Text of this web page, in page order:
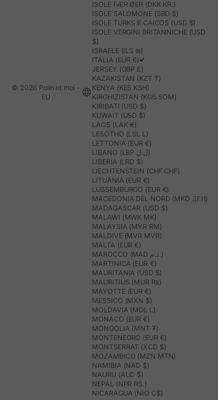
ISOLE FÆR ØER (DKK KR.)
ISOLE SALOMONE (SBD $)
ISOLE TURKS E CAICOS (USD $)
ISOLE VERGINI BRITANNICHE (USD
$)
ISRAELE (ILS ₪)
ITALIA (EUR €)
JERSEY (GBP £)
KAZAKISTAN (KZT ₸)
KENYA (KES KSH)
KIRGHIZISTAN (KGS SOM)
KIRIBATI (USD $)
KUWAIT (USD $)
LAOS (LAK ₭)
LESOTHO (LSL L)
LETTONIA (EUR €)
LIBANO (LBP ل.ل)
LIBERIA (LRD $)
LIECHTENSTEIN (CHF CHF)
LITUANIA (EUR €)
LUSSEMBURGO (EUR €)
MACEDONIA DEL NORD (MKD ДЕН)
MADAGASCAR (USD $)
MALAWI (MWK MK)
MALAYSIA (MYR RM)
MALDIVE (MVR MVR)
MALTA (EUR €)
MAROCCO (MAD د.م.)
MARTINICA (EUR €)
MAURITANIA (USD $)
MAURITIUS (MUR ₨)
MAYOTTE (EUR €)
MESSICO (MXN $)
MOLDAVIA (MDL L)
MONACO (EUR €)
MONGOLIA (MNT ₮)
MONTENEGRO (EUR €)
MONTSERRAT (XCD $)
MOZAMBICO (MZN MTN)
NAMIBIA (NAD $)
NAURU (AUD $)
NEPAL (NPR RS.)
NICARAGUA (NIO C$)
© 2026 Polín et moi -
EU